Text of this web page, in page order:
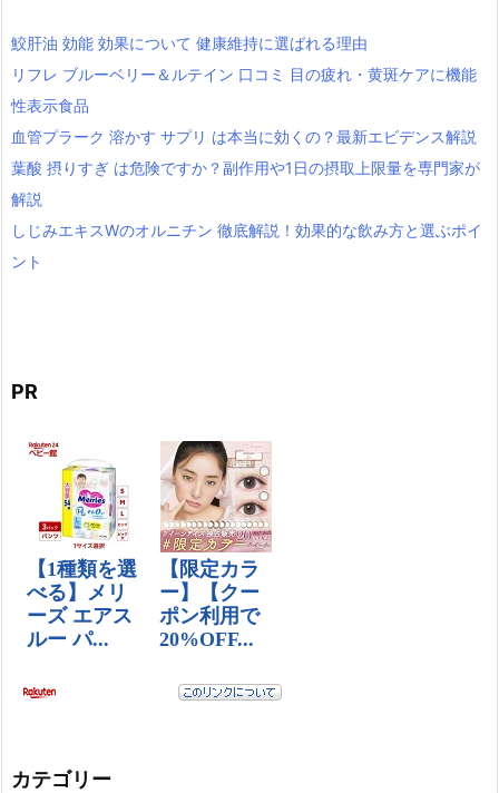
鮫肝油 効能 効果について 健康維持に選ばれる理由
リフレ ブルーベリー＆ルテイン 口コミ 目の疲れ・黄斑ケアに機能
性表示食品
血管プラーク 溶かす サプリ は本当に効くの？最新エビデンス解説
葉酸 摂りすぎ は危険ですか？副作用や1日の摂取上限量を専門家が
解説
しじみエキスWのオルニチン 徹底解説！効果的な飲み方と選ぶポイ
ント
PR
カテゴリー